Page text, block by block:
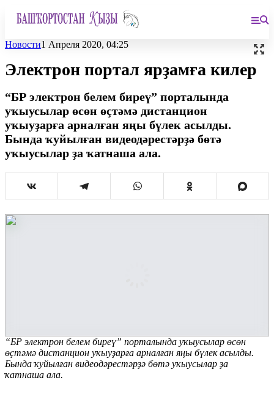
Новости1 Апреля 2020, 04:25
Электрон портал ярҙамға килер
“БР электрон белем биреү” порталында
уҡыусылар өсөн өҫтәмә дистанцион
уҡыуҙарға арналған яңы бүлек асылды.
Бында ҡуйылған видеодәрестәрҙә бөтә
уҡыусылар ҙа ҡатнаша ала.
“БР электрон белем биреү” порталында уҡыусылар өсөн
өҫтәмә дистанцион уҡыуҙарға арналған яңы бүлек асылды.
Бында ҡуйылған видеодәрестәрҙә бөтә уҡыусылар ҙа
ҡатнаша ала.